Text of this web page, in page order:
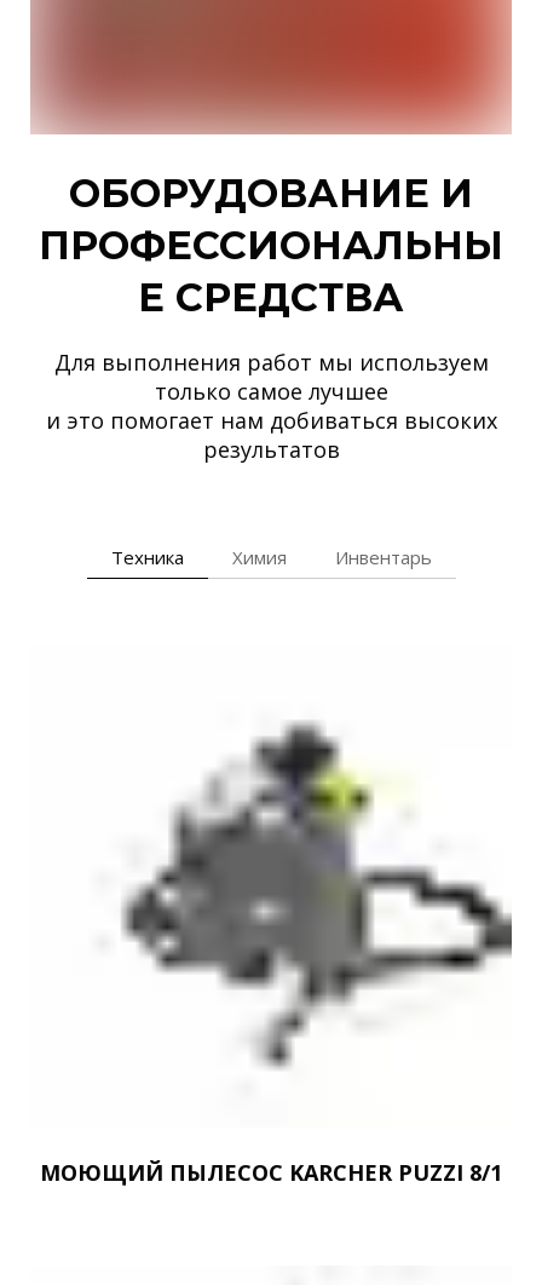
ОБОРУДОВАНИЕ И
ПРОФЕССИОНАЛЬНЫ
Е СРЕДСТВА
Для выполнения работ мы используем
только самое лучшее
и это помогает нам добиваться высоких
результатов
Техника Химия Инвентарь
МОЮЩИЙ ПЫЛЕСОС KARCHER PUZZI 8/1